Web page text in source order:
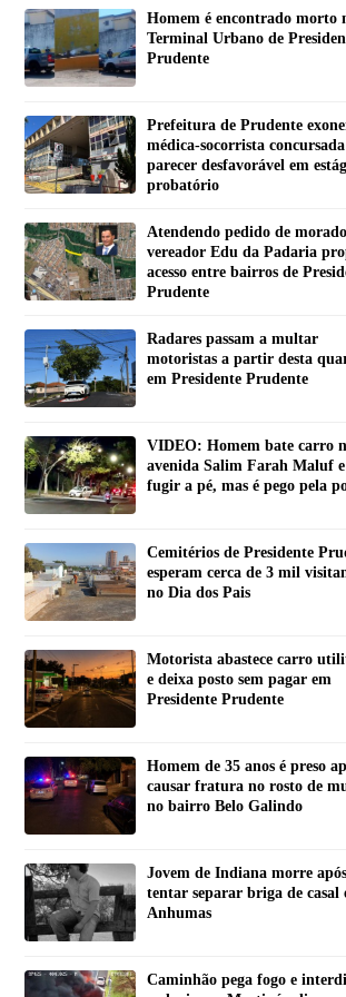
Homem é encontrado morto
Terminal Urbano de
Prudente
Prefeitura de Prudente
médica-socorrista
parecer desfavorável em
probatório
Atendendo pedido de
vereador Edu da Padaria
acesso entre bairros de
Prudente
Radares passam a multar
motoristas a partir desta
em Presidente Prudente
VIDEO: Homem bate carro
avenida Salim Farah Maluf
fugir a pé, mas é pego pela
Cemitérios de Presidente
esperam cerca de 3 mil
no Dia dos Pais
Motorista abastece carro
e deixa posto sem pagar em
Presidente Prudente
Homem de 35 anos é preso
causar fratura no rosto de
no bairro Belo Galindo
Jovem de Indiana morre após
tentar separar briga de casal
Anhumas
Caminhão pega fogo e